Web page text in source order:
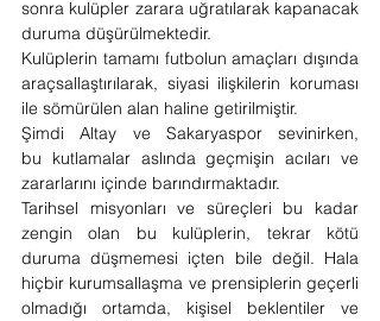
sonra kulüpler zarara uğratılarak kapanacak
duruma düşürülmektedir.
Kulüplerin tamamı futbolun amaçları dışında
araçsallaştırılarak, siyasi ilişkilerin koruması
ile sömürülen alan haline getirilmiştir.
Şimdi Altay ve Sakaryaspor sevinirken,
bu kutlamalar aslında geçmişin acıları ve
zararlarını içinde barındırmaktadır.
Tarihsel misyonları ve süreçleri bu kadar
zengin olan bu kulüplerin, tekrar kötü
duruma düşmemesi içten bile değil. Hala
hiçbir kurumsallaşma ve prensiplerin geçerli
olmadığı ortamda, kişisel beklentiler ve